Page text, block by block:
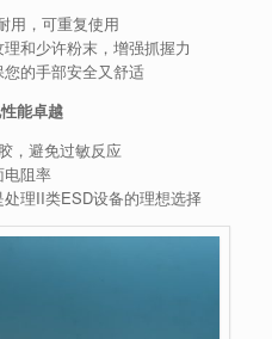
用，可重复使用
和少许粉末，增强抓握力
的手部安全又舒适
能卓越
，避免过敏反应
阻率
理II类ESD设备的理想选择